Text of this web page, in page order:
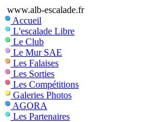
www.alb-escalade.fr
Accueil
L'escalade Libre
Le Club
Le Mur SAE
Les Falaises
Les Sorties
Les Compétitions
Galeries Photos
AGORA
Les Partenaires